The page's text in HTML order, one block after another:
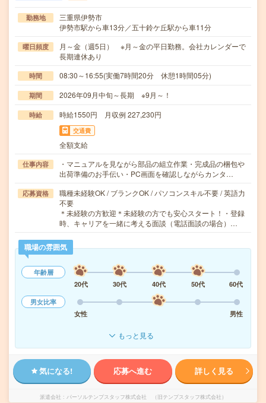
勤務地
三重県伊勢市
伊勢市駅から車13分／五十鈴ケ丘駅から車11分
曜日頻度
月～金（週5日） ※月～金の平日勤務。会社カレンダーで
長期連休あり
時間 08:30～16:55(実働7時間20分 休憩1時間05分)
期間 2026年09月中旬～長期 ※9月～！
時給 時給1550円 月収例 227,230円
交通費
全額支給
仕事内容
・マニュアルを見ながら部品の組立作業・完成品の梱包や
出荷準備のお手伝い・PC画面を確認しながらカンタ…
応募資格
職種未経験OK / ブランクOK / パソコンスキル不要 / 英語力
不要
＊未経験の方歓迎＊未経験の方でも安心スタート！・登録
時、キャリアを一緒に考える面談（電話面談の場合）…
職場の雰囲気
年齢層
20代
30代 40代 50代
60代
男女比率
女性
男性
もっと見る
気になる! 応募へ進む 詳しく見る
派遣会社 パーソルテンプスタッフ株式会社 （旧テンプスタッフ株式会社）